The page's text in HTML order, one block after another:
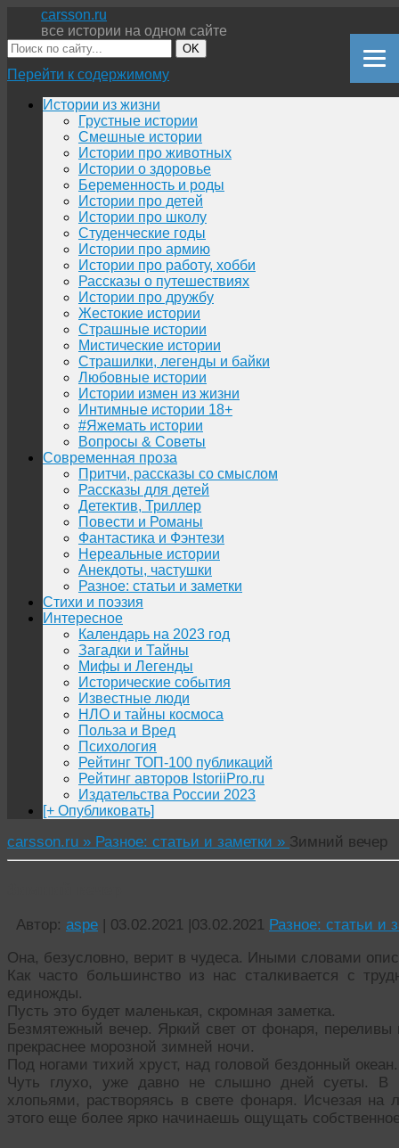
carsson.ru
все истории на одном сайте
OK
Перейти к содержимому
Истории из жизни
Грустные истории
Смешные истории
Истории про животных
Истории о здоровье
Беременность и роды
Истории про детей
Истории про школу
Студенческие годы
Истории про армию
Истории про работу, хобби
Рассказы о путешествиях
Истории про дружбу
Жестокие истории
Страшные истории
Мистические истории
Страшилки, легенды и байки
Любовные истории
Истории измен из жизни
Интимные истории 18+
#Яжемать истории
Вопросы & Советы
Современная проза
Притчи, рассказы со смыслом
Рассказы для детей
Детектив, Триллер
Повести и Романы
Фантастика и Фэнтези
Нереальные истории
Анекдоты, частушки
Разное: статьи и заметки
Стихи и поэзия
Интересное
Календарь на 2023 год
Загадки и Тайны
Мифы и Легенды
Исторические события
Известные люди
НЛО и тайны космоса
Польза и Вред
Психология
Рейтинг ТОП-100 публикаций
Рейтинг авторов IstoriiPro.ru
Издательства России 2023
[+ Опубликовать]
carsson.ru » Разное: статьи и заметки » Зимний вечер
Автор: aspe | 03.02.2021 |03.02.2021 Разное: статьи и
Она, безусловно, верит в чудеса. Иными словами
Как часто большинство из нас сталкивается с
единожды.
Пусть это будет маленькая, скромная заметка.
Безмятежный вечер. Яркий свет от фонаря,
прекраснее морозной зимней ночи.
Под ногами тихий хруст, над головой бездонный океан.
Чуть глухо, уже давно не слышно дней суеты. В
хлопьями, растворяясь в свете фонаря. Исчезая
этого еще более ярко начинаешь ощущать